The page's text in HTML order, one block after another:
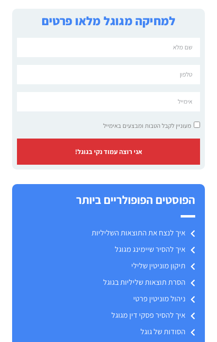
למחיקה מגוגל מלאו פרטים
מעוניין לקבל הטבות ומבצעים באימייל
אני רוצה עמוד נקי בגוגל!
הפוסטים הפופולריים ביותר
איך לנצח את התוצאות השליליות
איך להסיר שיימינג מגוגל
תיקון מוניטין שלילי
הסרת תוצאות שליליות בגוגל
ניהול מוניטין פרטי
איך להסיר פסקי דין מגוגל
הסודות של גוגל